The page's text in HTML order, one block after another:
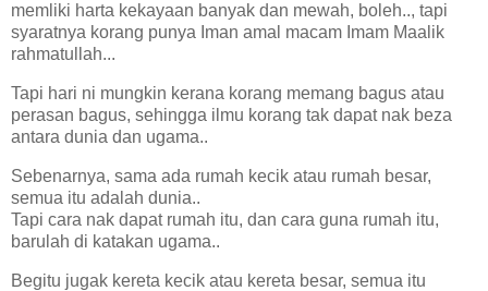
memliki harta kekayaan banyak dan mewah, boleh.., tapi
syaratnya korang punya Iman amal macam Imam Maalik
rahmatullah...
Tapi hari ni mungkin kerana korang memang bagus atau
perasan bagus, sehingga ilmu korang tak dapat nak beza
antara dunia dan ugama..
Sebenarnya, sama ada rumah kecik atau rumah besar,
semua itu adalah dunia..
Tapi cara nak dapat rumah itu, dan cara guna rumah itu,
barulah di katakan ugama..
Begitu jugak kereta kecik atau kereta besar, semua itu